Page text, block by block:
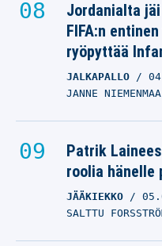
Jordanialta
FIFA:n
ryöpyttää
JALKAPALLO
JANNE NIEMENMAA
Patrik
roolia hänelle
JÄÄKIEKKO
SALTTU